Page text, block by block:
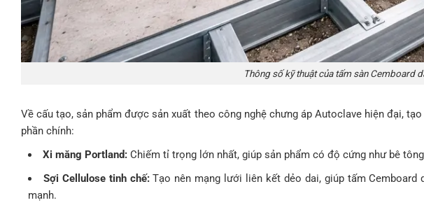
Thông số kỹ thuật của tấm sàn Cemboard
Về cấu tạo, sản phẩm được sản xuất theo công nghệ chưng áp Autoclave hiện đại,
phần chính:
Xi măng Portland: Chiếm tỉ trọng lớn nhất, giúp sản phẩm có độ cứng như bê
Sợi Cellulose tinh chế:Tạo nên mạng lưới liên kết dẻo dai, giúp tấm
mạnh.